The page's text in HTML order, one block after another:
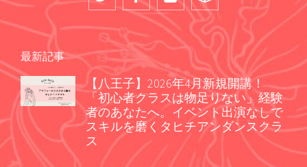
最新記事
【八王子】2026年4月新規開講！
「初心者クラスは物足りない」経験
者のあなたへ。イベント出演なしで
スキルを磨くタヒチアンダンスクラ
ス